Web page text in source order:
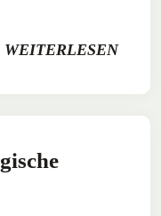
WEITERLESEN